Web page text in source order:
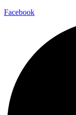
Facebook